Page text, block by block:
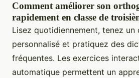
Comment améliorer son
rapidement en classe de
Lisez quotidiennement, tenez un
personnalisé et pratiquez des
fréquentes. Les exercices
automatique permettent un